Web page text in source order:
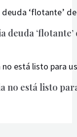
deuda
está listo